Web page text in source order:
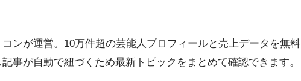
ンが運営。10万件超の芸能人プロフィールと売上データを無料
事が自動で紐づくため最新トピックをまとめて確認できます。